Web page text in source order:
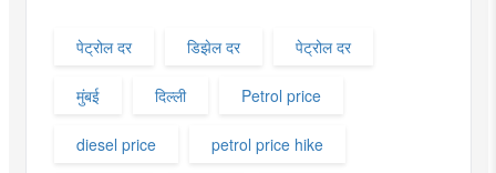
पेट्रोल दर डिझेल दर पेट्रोल दर
मुंबई दिल्ली Petrol price
diesel price petrol price hike